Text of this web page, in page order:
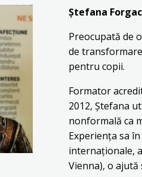
Ștefana
Preocupată de
de
pentru copii.
Formator
2012, Ștefana
nonformală ca
Experiența sa
internaționale,
Vienna), o ajută